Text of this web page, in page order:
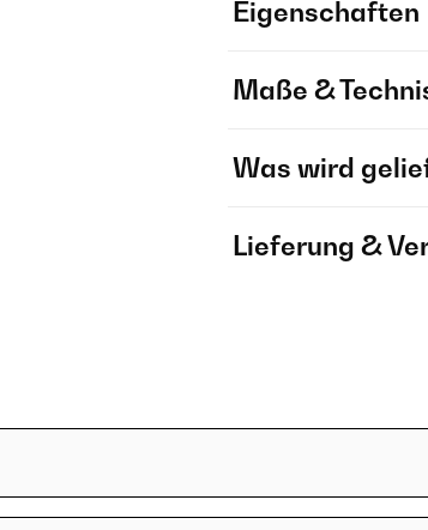
Eigenschaften
Maße &
Was wird
Lieferung &